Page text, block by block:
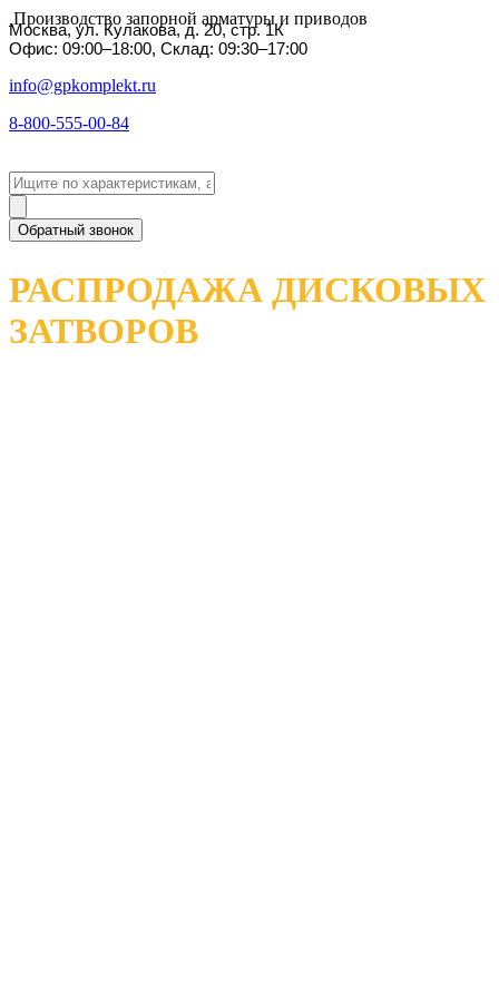
Производство запорной арматуры и приводов
Москва, ул. Кулакова, д. 20, стр. 1К
Офис: 09:00–18:00, Склад: 09:30–17:00
info@gpkomplekt.ru
8-800-555-00-84
Обратный звонок
РАСПРОДАЖА ДИСКОВЫХ
ЗАТВОРОВ